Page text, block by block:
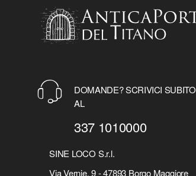
DOMANDE? SCRIVICI SUBITO
AL
337 1010000
SINE LOCO S.r.l.
Via Vernie, 9 - 47893 Borgo Maggiore